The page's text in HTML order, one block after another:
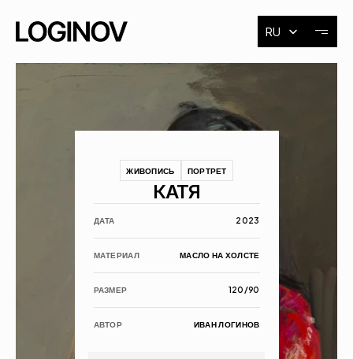
ЖИВОПИСЬ ПОРТРЕТ
КАТЯ
ДАТА 2023
МАТЕРИАЛ МАСЛО НА ХОЛСТЕ
РАЗМЕР 120/90
АВТОР ИВАН ЛОГИНОВ
RU
Контакты